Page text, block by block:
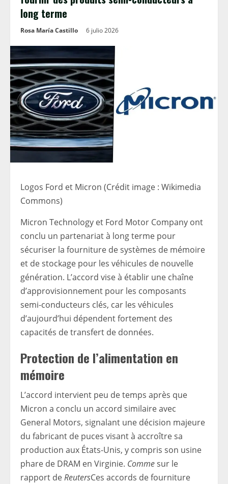
long terme
Rosa María Castillo 6 julio 2026
Logos Ford et Micron (Crédit image : Wikimedia
Commons)
Micron Technology et Ford Motor Company ont
conclu un partenariat à long terme pour
sécuriser la fourniture de systèmes de mémoire
et de stockage pour les véhicules de nouvelle
génération. L’accord vise à établir une chaîne
d’approvisionnement pour les composants
semi-conducteurs clés, car les véhicules
d’aujourd’hui dépendent fortement des
capacités de transfert de données.
Protection de l’alimentation en
mémoire
L’accord intervient peu de temps après que
Micron a conclu un accord similaire avec
General Motors, signalant une décision majeure
du fabricant de puces visant à accroître sa
production aux États-Unis, y compris son usine
phare de DRAM en Virginie. Commesur le
rapport deReutersCes accords de fourniture